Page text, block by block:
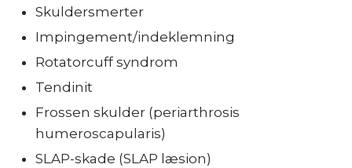
Skuldersmerter
Impingement/indeklemning
Rotatorcuff syndrom
Tendinit
Frossen skulder (periarthrosis
humeroscapularis)
SLAP-skade (SLAP læsion)